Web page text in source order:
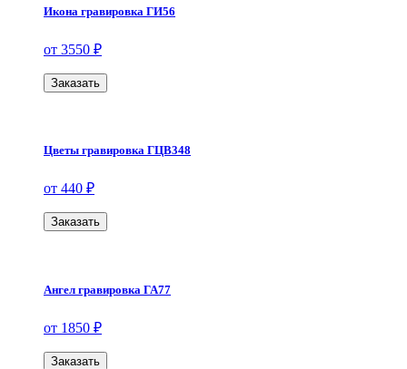
Икона гравировка ГИ56
от 3550 ₽
Заказать
Цветы гравировка ГЦВ348
от 440 ₽
Заказать
Ангел гравировка ГА77
от 1850 ₽
Заказать